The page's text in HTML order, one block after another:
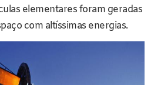
elementares foram geradas
com altíssimas energias.